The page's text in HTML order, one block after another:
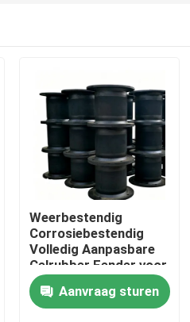
Weerbestendig
Corrosiebestendig
Volledig Aanpasbare
Celrubber Fender voor
Maritieme en
Doktoepassingen
Aanvraag sturen